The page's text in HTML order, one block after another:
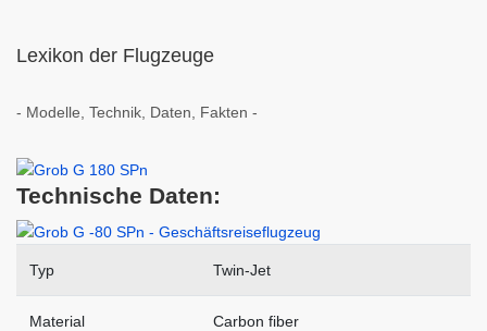
Lexikon der Flugzeuge
- Modelle, Technik, Daten, Fakten -
Technische Daten:
Typ Twin-Jet
Material Carbon fiber